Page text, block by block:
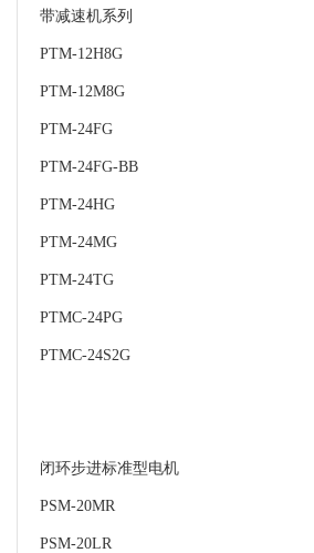
带减速机系列
PTM-12H8G
PTM-12M8G
PTM-24FG
PTM-24FG-BB
PTM-24HG
PTM-24MG
PTM-24TG
PTMC-24PG
PTMC-24S2G
闭环步进标准型电机
PSM-20MR
PSM-20LR